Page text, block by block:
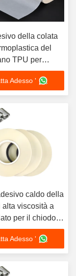
della colata
del
TPU per
Adesso '
caldo della
alta viscosità a
per il chiodo
Adesso '